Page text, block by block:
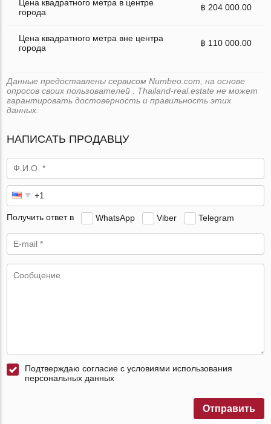
Цена квадратного метра в центре
города
฿ 204 000.00
Цена квадратного метра вне центра
города
฿ 110 000.00
Данные предоставлены сервисом Numbeo.com, на основе
опросов своих пользователей . Thailand-real.estate не может
гарантировать достоверность и правильность этих
данных.
НАПИСАТЬ ПРОДАВЦУ
Получить ответ в WhatsApp Viber Telegram
Подтверждаю согласие с условиями использования
персональных данных
Отправить